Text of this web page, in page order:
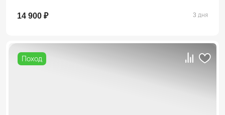
14 900 ₽ 3 дня
Поход